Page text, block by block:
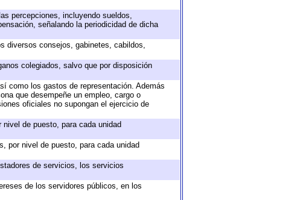
percepciones, incluyendo sueldos,
señalando la periodicidad de dicha
diversos consejos, gabinetes, cabildos,
colegiados, salvo que por disposición
como los gastos de representación. Además
que desempeñe un empleo, cargo o
oficiales no supongan el ejercicio de
de puesto, para cada unidad
por nivel de puesto, para cada unidad
de servicios, los servicios
de los servidores públicos, en los